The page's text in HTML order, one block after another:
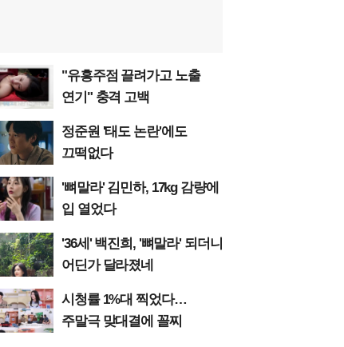
"유흥주점 끌려가고 노출
연기" 충격 고백
정준원 '태도 논란'에도
끄떡없다
'뼈말라' 김민하, 17kg 감량에
입 열었다
'36세' 백진희, '뼈말라' 되더니
어딘가 달라졌네
시청률 1%대 찍었다…
주말극 맞대결에 꼴찌